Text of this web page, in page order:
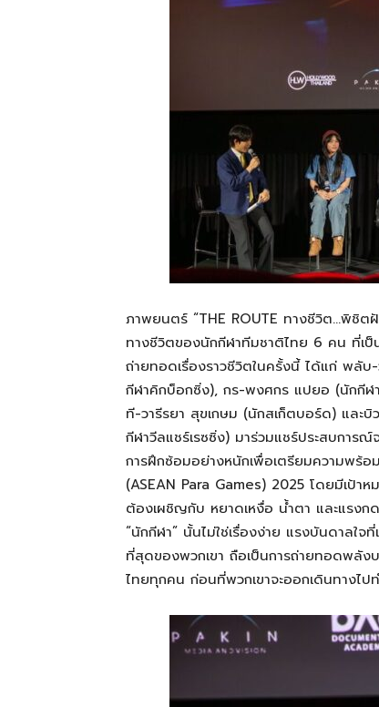
ภาพยนตร์ “THE ROUTE ทางชีวิต…พิชิต
ทางชีวิตของนักกีฬาทีมชาติไทย 6 คน ที่เ
ถ่ายทอดเรื่องราวชีวิตในครั้งนี้ ได้แก่ พลั
กีฬาคิกบ็อกซิ่ง), กร-พงศกร แปยอ (นักกีฬ
ที-วารีรยา สุขเกษม (นักสเก็ตบอร์ด) แล
กีฬาวีลแชร์เรซซิ่ง) มาร่วมแชร์ประสบการ
การฝึกซ้อมอย่างหนักเพื่อเตรียมความพร้อ
(ASEAN Para Games) 2025 โดยมีเป้า
ต้องเผชิญกับ หยาดเหงื่อ น้ำตา และแรง
“นักกีฬา” นั้นไม่ใช่เรื่องง่าย แรงบันดาลใ
ที่สุดของพวกเขา ถือเป็นการถ่ายทอดพลัง
ไทยทุกคน ก่อนที่พวกเขาจะออกเดินทางไป